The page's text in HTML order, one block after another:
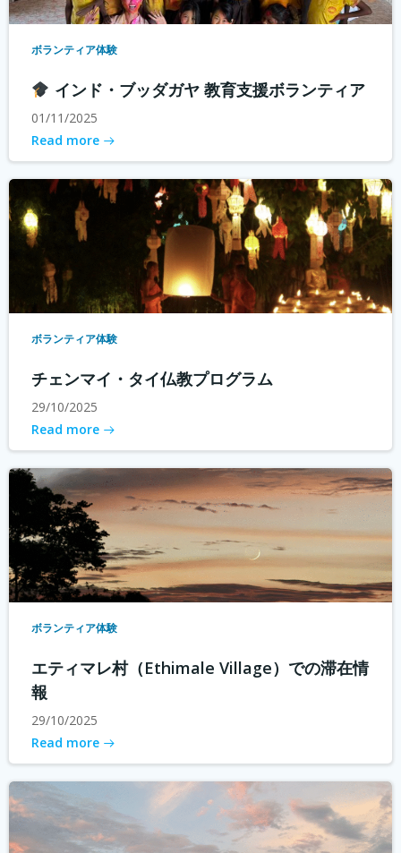
ボランティア体験
インド・ブッダガヤ 教育支援ボランティア
01/11/2025
Read more
ボランティア体験
チェンマイ・タイ仏教プログラム
29/10/2025
Read more
ボランティア体験
エティマレ村（Ethimale Village）での滞在情
報
29/10/2025
Read more